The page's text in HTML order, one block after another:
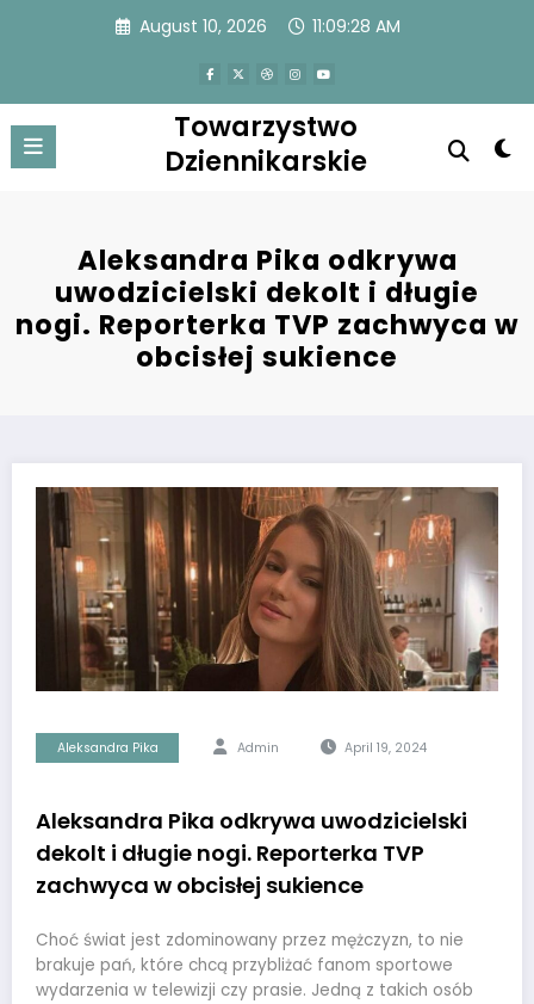
August 10, 2026 11:09:28 AM
Towarzystwo
Dziennikarskie
Aleksandra Pika odkrywa
uwodzicielski dekolt i długie
nogi. Reporterka TVP zachwyca w
obcisłej sukience
Aleksandra Pika Admin April 19, 2024
Aleksandra Pika odkrywa uwodzicielski
dekolt i długie nogi. Reporterka TVP
zachwyca w obcisłej sukience
Choć świat jest zdominowany przez mężczyzn, to nie
brakuje pań, które chcą przybliżać fanom sportowe
wydarzenia w telewizji czy prasie. Jedną z takich osób